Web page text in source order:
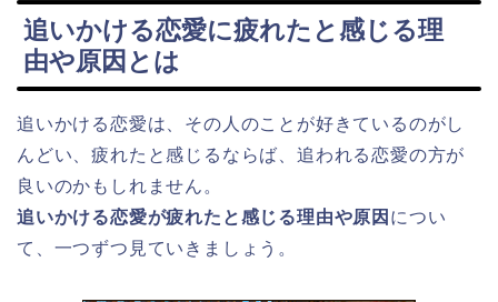
追いかける恋愛に疲れたと感じる理
由や原因とは
追いかける恋愛は、その人のことが好きているのがし
んどい、疲れたと感じるならば、追われる恋愛の方が
良いのかもしれません。
追いかける恋愛が疲れたと感じる理由や原因 につい
て、一つずつ見ていきましょう。